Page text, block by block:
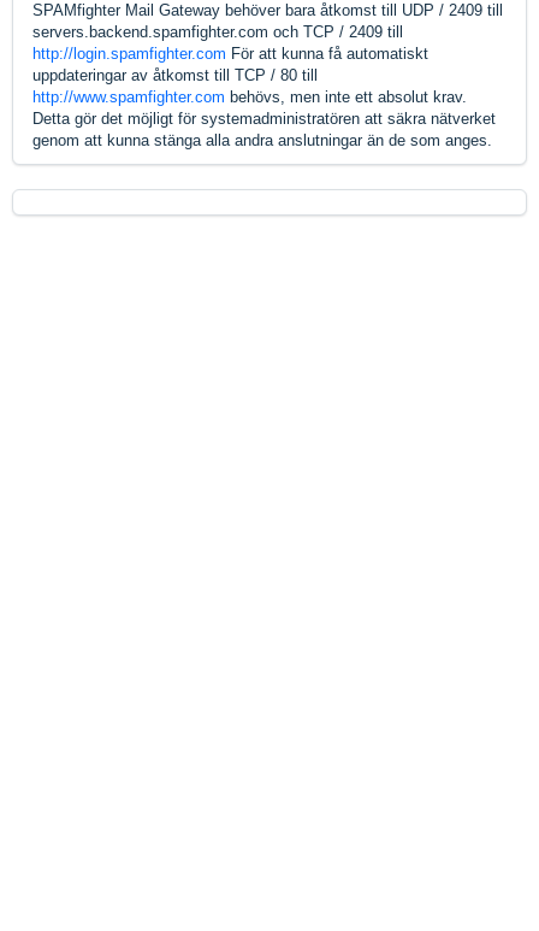
SPAMfighter Mail Gateway behöver bara åtkomst till UDP / 2409 till
servers.backend.spamfighter.com och TCP / 2409 till
http://login.spamfighter.com För att kunna få automatiskt
uppdateringar av åtkomst till TCP / 80 till
http://www.spamfighter.com behövs, men inte ett absolut krav.
Detta gör det möjligt för systemadministratören att säkra nätverket
genom att kunna stänga alla andra anslutningar än de som anges.